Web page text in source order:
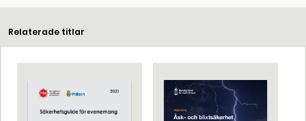
Relaterade titlar